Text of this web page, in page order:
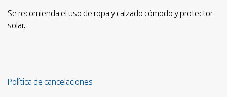
Se recomienda el uso de ropa y calzado cómodo y protector
solar.
Política de cancelaciones